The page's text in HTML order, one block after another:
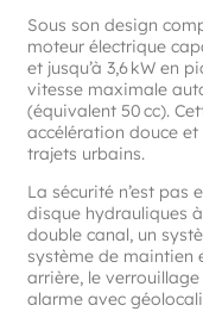
Sous son design
moteur électrique
et jusqu’à 3,6 kW en
vitesse maximale
(équivalent 50 cc).
accélération douce
trajets urbains.
La sécurité n’est pas
disque hydrauliques à
double canal, un
système de maintien
arrière, le
alarme avec